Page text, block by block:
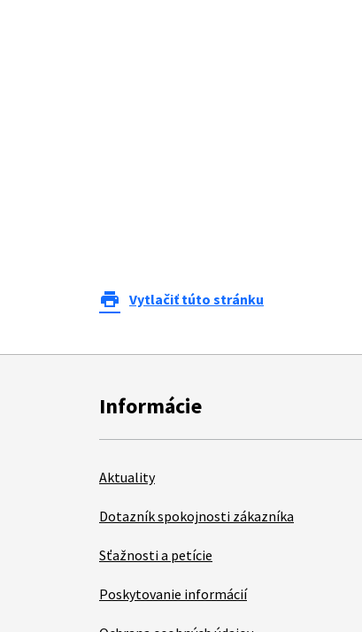
print Vytlačiť túto stránku
Informácie
Aktuality
Dotazník spokojnosti zákazníka
Sťažnosti a petície
Poskytovanie informácií